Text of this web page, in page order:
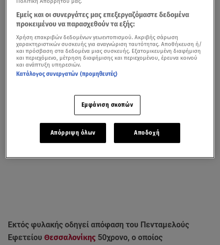
Εκτός φυλακής οδηγεί απόφαση του Πενταμελούς
Εφετείου Θεσσαλονίκης 50χρονο, ο οποίος
Εμείς και οι συνεργάτες μας επεξεργαζόμαστε δεδομένα
προκειμένου να παρασχεθούν τα εξής:
Χρήση επακριβών δεδομένων γεωεντοπισμού. Ακριβής σάρωση
χαρακτηριστικών συσκευής για αναγνώριση ταυτότητας. Αποθήκευση ή/
και πρόσβαση στα δεδομένα μιας συσκευής. Εξατομικευμένη διαφήμιση
και περιεχόμενο, μέτρηση διαφήμισης και περιεχομένου, έρευνα κοινού
και ανάπτυξη υπηρεσιών.
Κατάλογος συνεργατών (προμηθευτές)
Εμφάνιση σκοπών
Απόρριψη όλων Αποδοχή